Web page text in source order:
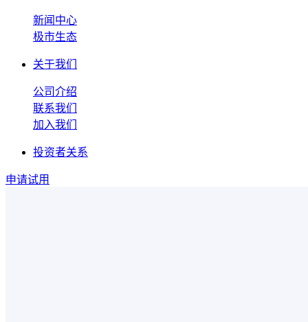
新闻中心
极市生态
关于我们
公司介绍
联系我们
加入我们
投资者关系
申请试用